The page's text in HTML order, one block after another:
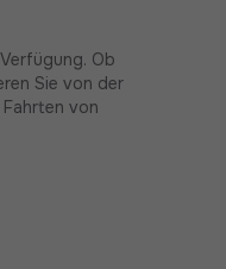
Ob
Sie von der
von